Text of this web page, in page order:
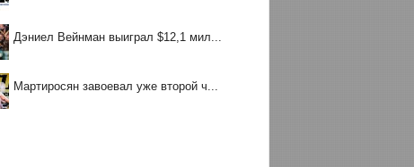
Дэниел Вейнман выиграл $12,1 мил...
Мартиросян завоевал уже второй ч...